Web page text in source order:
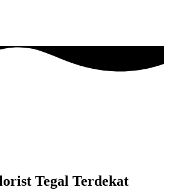
Tegal Terdekat